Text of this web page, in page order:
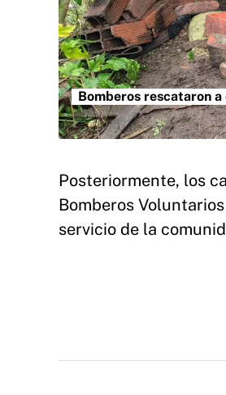
Bomberos rescataron
Posteriormente, los
Bomberos
servicio de la